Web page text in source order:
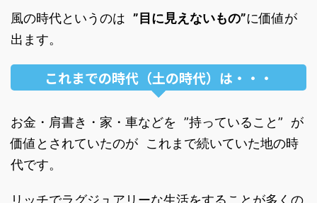
風の時代というのは ”目に見えないもの”に価値が
出ます。
これまでの時代（土の時代）は・・・
お金・肩書き・家・車などを ”持っていること” が
価値とされていたのが これまで続いていた地の時
代です。
リッチでラグジュアリーな生活をすることが多くの